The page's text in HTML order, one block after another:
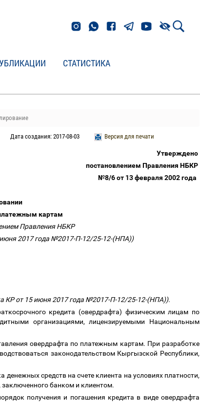
СТАТИСТИКА
Версия для печати
Дата создания: 2017-08-03
Утверждено
постановлением Правления НБКР
№8/6 от 13 февраля 2002 года
картам
Правления НБКР
2017 года №2017-П-12/25-12-(НПА))
КР от 15 июня 2017 года №2017-П-12/25-12-(НПА)).
кредита (овердрафта) физическим лицам по
организациями, лицензируемыми Национальным
овердрафта по платежным картам. При разработке
законодательством Кыргызской Республики,
средств на счете клиента на условиях платности,
заключенного банком и клиентом.
получения и погашения кредита в виде овердрафта